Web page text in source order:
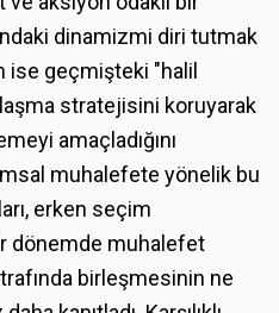
dinamizmi diri tutmak
ise geçmişteki "halil
stratejisini koruyarak
amaçladığını
muhalefete yönelik bu
erken seçim
dönemde muhalefet
birleşmesinin ne